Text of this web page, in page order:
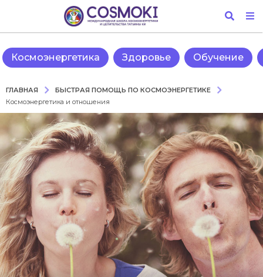
Космоэнергетика Здоровье Обучение
ГЛАВНАЯ
БЫСТРАЯ ПОМОЩЬ ПО КОСМОЭНЕРГЕТИКЕ
Космоэнергетика и отношения